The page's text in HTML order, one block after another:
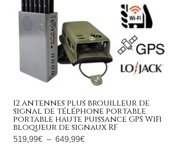
12 antennes plus brouilleur de
signal de téléphone portable
portable haute puissance GPS WiFi
bloqueur de signaux RF
519,99€ – 649,99€